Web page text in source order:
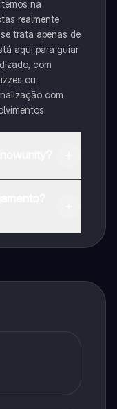
na
realmente
trata apenas de
aqui para guiar
com
ou
com